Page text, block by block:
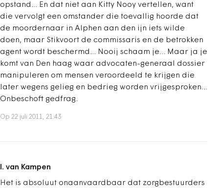
opstand... En dat niet aan Kitty Nooy vertellen, want
die vervolgt een omstander die toevallig hoorde dat
de moordernaar in Alphen aan den ijn iets wilde
doen, maar Stikvoort de commissaris en de betrokken
agent wordt beschermd... Nooij schaam je... Maar ja je
komt van Den haag waar advocaten-generaal dossier
manipuleren om mensen veroordeeld te krijgen die
later wegens gelieg en bedrieg worden vrijgesproken...
Onbeschoft gedfrag.
Op 22 juli 2011, 21:43
I. van Kampen
Het is absoluut onaanvaardbaar dat zorgbestuurders